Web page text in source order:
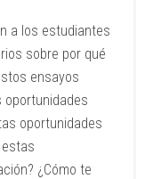
a los estudiantes
sobre por qué
ensayos
oportunidades
oportunidades
¿Cómo te